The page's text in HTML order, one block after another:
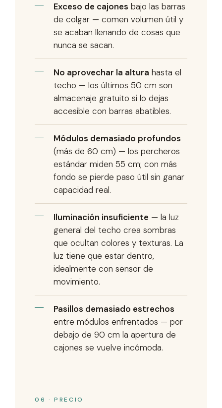
Exceso de cajones bajo las barras
de colgar — comen volumen útil y
se acaban llenando de cosas que
nunca se sacan.
No aprovechar la altura hasta el
techo — los últimos 50 cm son
almacenaje gratuito si lo dejas
accesible con barras abatibles.
Módulos demasiado profundos
(más de 60 cm) — los percheros
estándar miden 55 cm; con más
fondo se pierde paso útil sin ganar
capacidad real.
Iluminación insuficiente — la luz
general del techo crea sombras
que ocultan colores y texturas. La
luz tiene que estar dentro,
idealmente con sensor de
movimiento.
Pasillos demasiado estrechos
entre módulos enfrentados — por
debajo de 90 cm la apertura de
cajones se vuelve incómoda.
06 · PRECIO